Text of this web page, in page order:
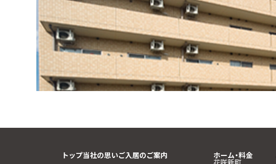
トップ当社の思いご入居のご案内 ホーム・料金